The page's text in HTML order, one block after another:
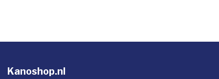
Kanoshop.nl